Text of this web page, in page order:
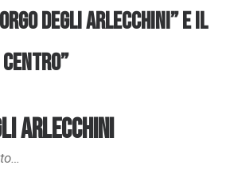
degli Arlecchini” e il
Centro”
arlecchini